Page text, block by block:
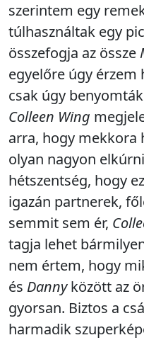
szerintem egy
túlhasználtak egy
összefogja az össze
egyelőre úgy érzem
csak úgy
Colleen Wing
arra, hogy mekkora
olyan nagyon elkúrni
hétszentség, hogy
igazán partnerek,
semmit sem ér,
tagja lehet
nem értem, hogy
és Dannyközött az
gyorsan. Biztos a
harmadik